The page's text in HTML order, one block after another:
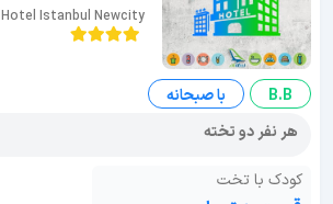
Hotel Istanbul Newcity
B.B
با صبحانه
هر نفر دو تخته
کودک با تخت